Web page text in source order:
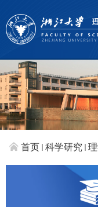
首页 科学研究